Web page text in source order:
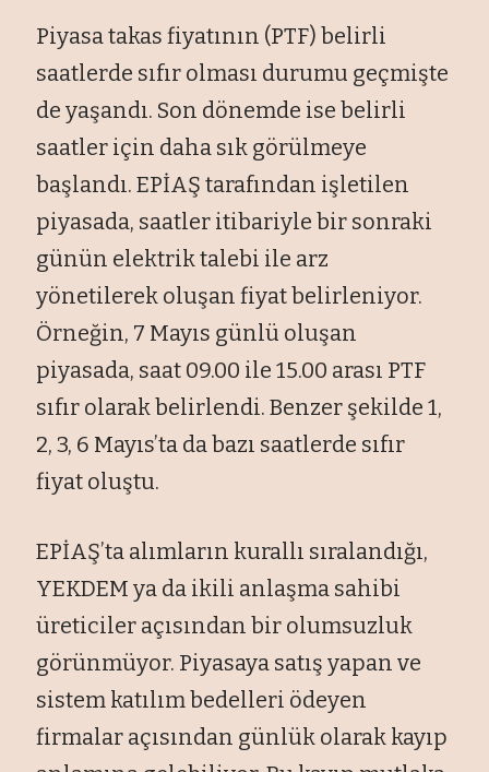
Piyasa takas fiyatının (PTF) belirli
saatlerde sıfır olması durumu geçmişte
de yaşandı. Son dönemde ise belirli
saatler için daha sık görülmeye
başlandı. EPİAŞ tarafından işletilen
piyasada, saatler itibariyle bir sonraki
günün elektrik talebi ile arz
yönetilerek oluşan fiyat belirleniyor.
Örneğin, 7 Mayıs günlü oluşan
piyasada, saat 09.00 ile 15.00 arası PTF
sıfır olarak belirlendi. Benzer şekilde 1,
2, 3, 6 Mayıs’ta da bazı saatlerde sıfır
fiyat oluştu.
EPİAŞ’ta alımların kurallı sıralandığı,
YEKDEM ya da ikili anlaşma sahibi
üreticiler açısından bir olumsuzluk
görünmüyor. Piyasaya satış yapan ve
sistem katılım bedelleri ödeyen
firmalar açısından günlük olarak kayıp